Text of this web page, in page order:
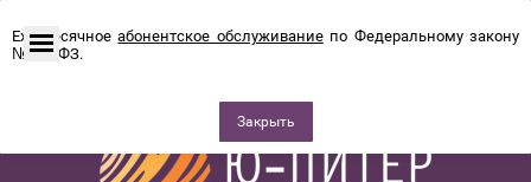
Ежемесячноеабонентское обслуживаниепо Федеральному закону
№115-ФЗ.
Закрыть